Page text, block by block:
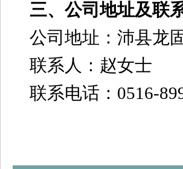
三、公司地址及联
公司地址：沛县龙
联系人：赵女士
联系电话：0516-